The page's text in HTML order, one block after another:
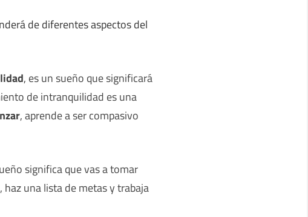
de diferentes aspectos del
, es un sueño que significará
de intranquilidad es una
, aprende a ser compasivo
significa que vas a tomar
, haz una lista de metas y trabaja